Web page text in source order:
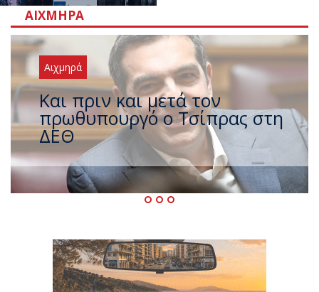
ΑΙΧΜΗΡΆ
Αιχμηρά
Έρχεται νέο ισχυρό κύμα
ζέστης με 40 βαθμούς Κελσίου
– Ο καιρός έως τον
Δεκαπενταύγουστο